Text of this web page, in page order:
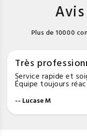
Plus de 10000
Très
Service rapide et
Équipe toujours
-- Lucase M